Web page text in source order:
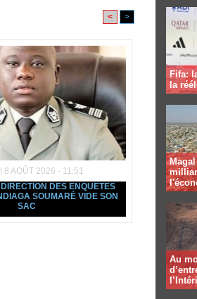
< >
8 AOÛT 2026 - 11:51
DES ENQUÊTES
SOUMARÉ VIDE SON
SAC
Fifa:
la
Au